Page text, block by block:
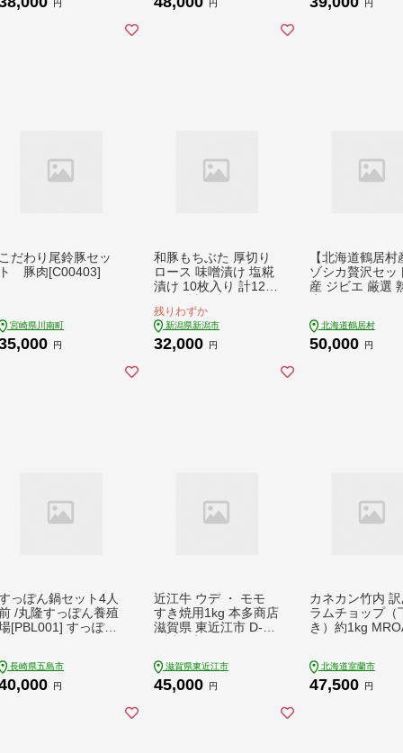
円 円 円
だわり尾鈴豚セッ
豚肉[C00403]
宮崎県川南町
円
和豚もちぶた 厚切り
ロース 味噌漬け 塩糀
漬け 10枚入り 計1250
ト 豚ロース 食べ比べ
もち豚 お肉 肉 豚肉
豚 おかず 惣菜 朝ごは
残りわずか
新潟県新潟市
32,000 円
【北海道鶴居村
ゾシカ贅沢セッ
産 ジビエ 厳選
ースト 鹿肉 鹿
肉 未楽来工房
北海道鶴居村
50,000 円
っぽん鍋セット4人
/丸隆すっぽん養殖
[PBL001] すっぽん
ラーゲン なべ 美容
鍋
長崎県五島市
円
近江牛 ウデ ・ モモ
すき焼用1kg 本多商店
滋賀県 東近江市 D-E1
霜降り 赤身 美味しい
ギフト プレゼント 贈
滋賀県東近江市
45,000 円
カネカン竹内
ラムチョップ（
き）約1kg
北海道室蘭市
47,500 円